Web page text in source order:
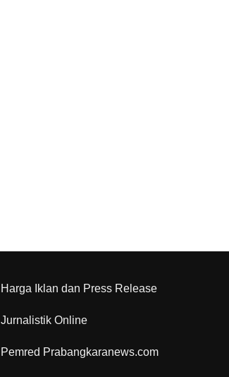
Harga Iklan dan Press Release
Jurnalistik Online
Pemred Prabangkaranews.com